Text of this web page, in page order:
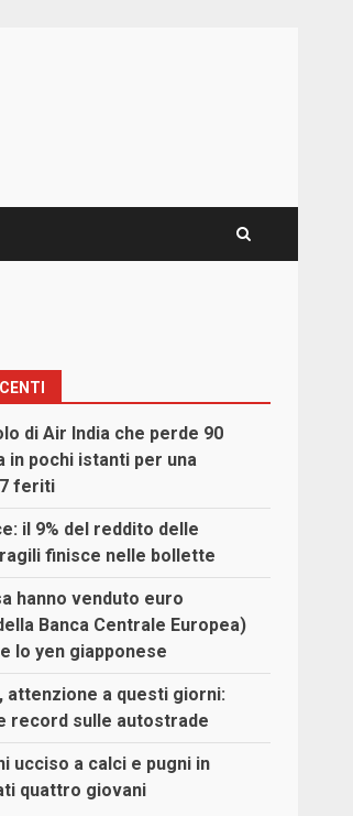
di Air India che perde 90
in pochi istanti per una
feriti
il 9% del reddito delle
finisce nelle bollette
hanno venduto euro
Banca Centrale Europea)
lo yen giapponese
attenzione a questi giorni:
record sulle autostrade
ucciso a calci e pugni in
quattro giovani